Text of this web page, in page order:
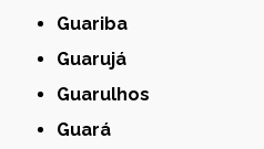
Guariba
Guarujá
Guarulhos
Guará